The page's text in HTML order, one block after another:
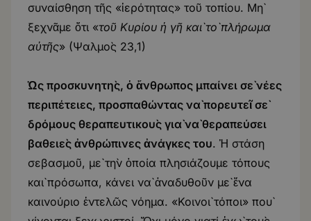
συναίσθηση τῆς «ἱερότητας» τοῦ τοπίου. Μὴ
ξεχνᾶμε ὅτι «τοῦ Κυρίου ἡ γῆ καὶ τὸ πλήρωμα
αὐτῆς» (Ψαλμὸς 23,1)
Ὡς προσκυνητὴς, ὁ ἄνθρωπος μπαίνει σὲ νέες
περιπέτειες, προσπαθώντας νὰ πορευτεῖ σὲ
δρόμους θεραπευτικοὺς γιὰ νὰ θεραπεύσει
βαθειὲς ἀνθρώπινες ἀνάγκες του. Ἡ στάση
σεβασμοῦ, μὲ τὴν ὁποία πλησιάζουμε τόπους
καὶ πρόσωπα, κάνει νὰ ἀναδυθοῦν μὲ ἕνα
καινούριο ἐντελῶς νόημα. «Κοινοὶ τόποι» ποὺ